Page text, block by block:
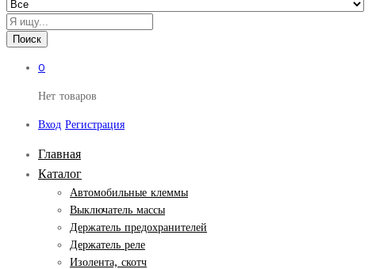
Поиск
0
Нет товаров
Вход Регистрация
Главная
Каталог
Автомобильные клеммы
Выключатель массы
Держатель предохранителей
Держатель реле
Изолента, скотч